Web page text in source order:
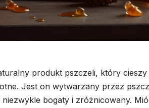
produkt pszczeli, który
Jest on wytwarzany przez
niezwykle bogaty i zróżnicowany.